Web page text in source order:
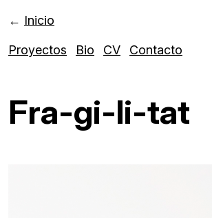
← Inicio
Proyectos Bio CV Contacto
Fra-gi-li-tat